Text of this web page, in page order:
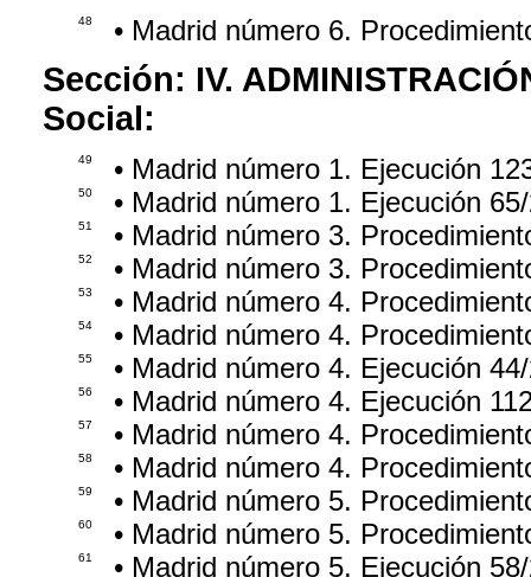
48 • Madrid número 6.
Sección: IV.
Social:
49 • Madrid número 1. Ejecución
50 • Madrid número 1. Ejecución
51 • Madrid número 3.
52 • Madrid número 3.
53 • Madrid número 4.
54 • Madrid número 4.
55 • Madrid número 4. Ejecución
56 • Madrid número 4. Ejecución
57 • Madrid número 4.
58 • Madrid número 4.
59 • Madrid número 5.
60 • Madrid número 5.
61 • Madrid número 5. Ejecución